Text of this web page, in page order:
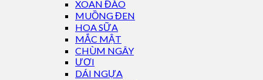
XOAN ĐÀO
MUỒNG ĐEN
HOA SỮA
MẮC MẬT
CHÙM NGÂY
ƯƠI
DÁI NGỰA